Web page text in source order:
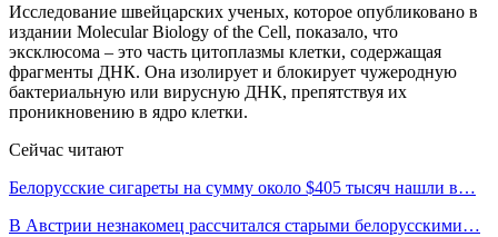
Исследование швейцарских ученых, которое опубликовано в
издании Molecular Biology of the Cell, показало, что
эксклюсома – это часть цитоплазмы клетки, содержащая
фрагменты ДНК. Она изолирует и блокирует чужеродную
бактериальную или вирусную ДНК, препятствуя их
проникновению в ядро клетки.
Сейчас читают
Белорусские сигареты на сумму около $405 тысяч нашли в…
В Австрии незнакомец рассчитался старыми белорусскими…